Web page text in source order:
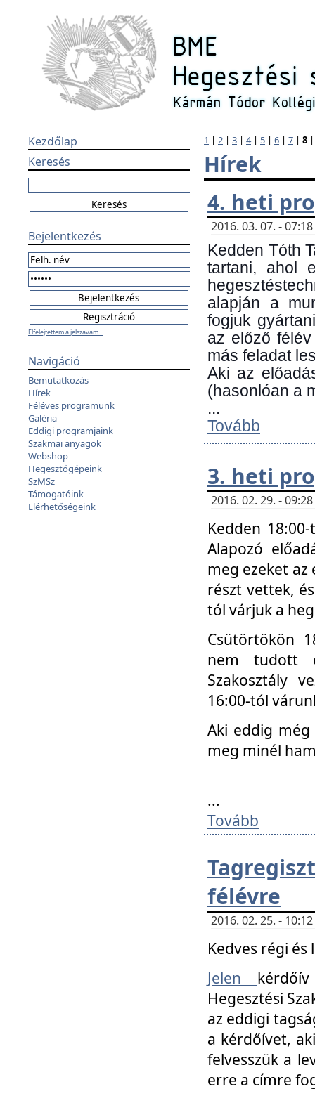
Kezdőlap
Keresés
Bejelentkezés
Elfelejtettem a jelszavam...
Navigáció
Bemutatkozás
Hírek
Féléves programunk
Galéria
Eddigi programjaink
Szakmai anyagok
Webshop
Hegesztőgépeink
SzMSz
Támogatóink
Elérhetőségeink
1 | 2 | 3 | 4| 5 | 6 | 7 | 8
Hírek
4. heti
2016. 03. 07. -
Kedden Tóth
tartani, ahol
alapján a
fogjuk
az előző
más feladat
Aki az
(hasonlóan a
...
Tovább
3. heti
2016. 02. 29. -
Kedden
Alapozó
meg ezeket
részt vettek,
tól várjuk a
Csütörtökön
nem tudott
Szakosztály
16:00-tól
Aki eddig
meg minél
...
Tovább
félévre
2016. 02. 25. -
Kedves régi
Jelen
Hegesztési
az eddigi
a kérdőívet,
felvesszük a
erre a címre